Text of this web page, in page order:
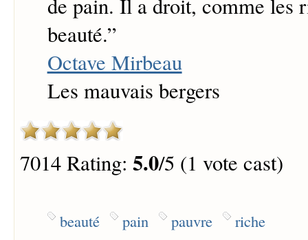
de pain. Il a droit, comme les
beauté.”
Octave Mirbeau
Les mauvais bergers
7014 Rating: 5.0/5 (1 vote cast)
beauté pain pauvre riche